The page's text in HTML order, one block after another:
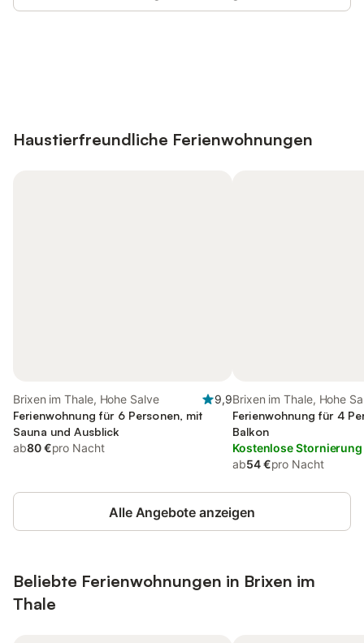
Haustierfreundliche Ferienwohnungen
Brixen im Thale, Hohe Salve
9,9
Ferienwohnung für 6 Personen, mit
Sauna und Ausblick
ab80 €pro Nacht
Brixen im Thale, Hohe
Ferienwohnung für 4
Balkon
Kostenlose Stornierung
ab54 €pro Nacht
Alle Angebote anzeigen
Beliebte Ferienwohnungen in Brixen im
Thale